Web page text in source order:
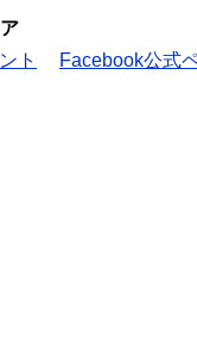
ト
Facebook公式